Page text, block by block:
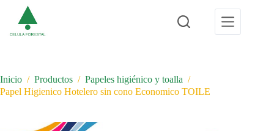
contenido
Inicio / Productos / Papeles higiénico y toalla /
Papel Higienico Hotelero sin cono Economico TOILE